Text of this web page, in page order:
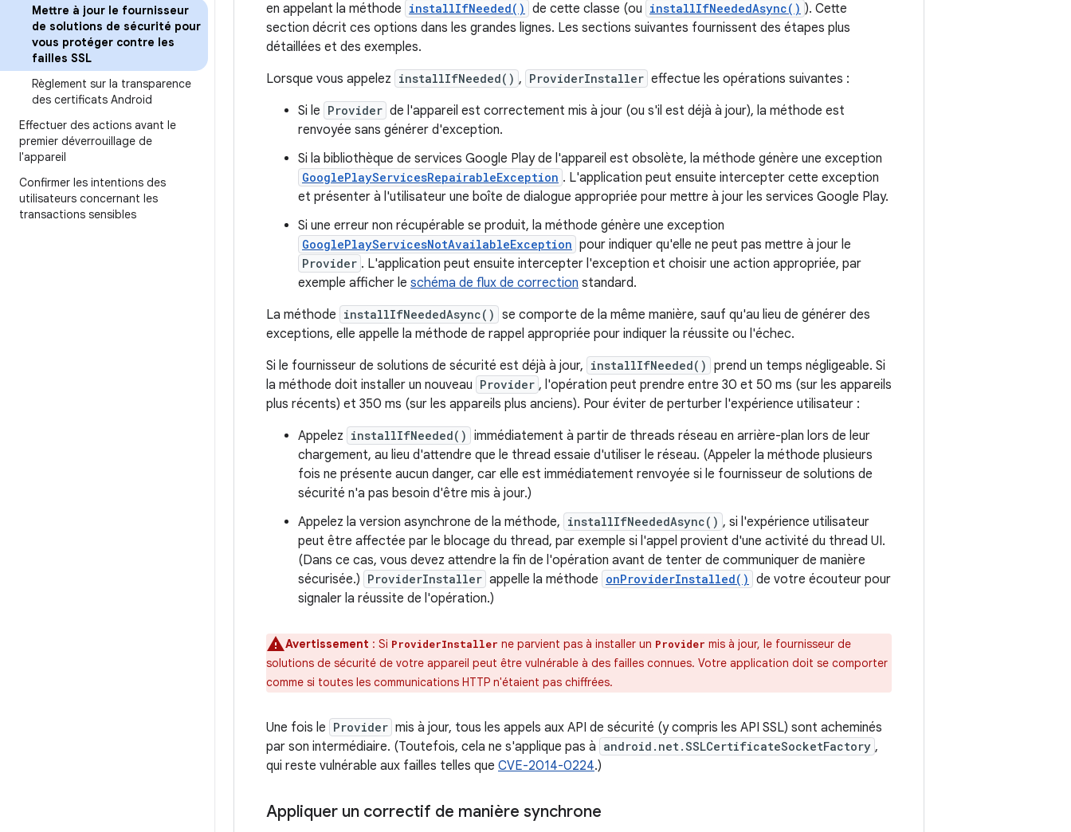
Mettre à jour le fournisseur
de solutions de sécurité pour
vous protéger contre les
failles SSL
Règlement sur la transparence
des certificats Android
Effectuer des actions avant le
premier déverrouillage de
l'appareil
Confirmer les intentions des
utilisateurs concernant les
transactions sensibles
en appelant la méthode installIfNeeded() de cette classe (ou installIfNeededAsync() ). Cette
section décrit ces options dans les grandes lignes. Les sections suivantes fournissent des étapes plus
détaillées et des exemples.
Lorsque vous appelez installIfNeeded() , ProviderInstaller effectue les opérations suivantes :
Si le Provider de l'appareil est correctement mis à jour (ou s'il est déjà à jour), la méthode est
renvoyée sans générer d'exception.
Si la bibliothèque de services Google Play de l'appareil est obsolète, la méthode génère une exception
GooglePlayServicesRepairableException . L'application peut ensuite intercepter cette exception
et présenter à l'utilisateur une boîte de dialogue appropriée pour mettre à jour les services Google Play.
Si une erreur non récupérable se produit, la méthode génère une exception
GooglePlayServicesNotAvailableException pour indiquer qu'elle ne peut pas mettre à jour le
Provider . L'application peut ensuite intercepter l'exception et choisir une action appropriée, par
exemple afficher le schéma de flux de correction standard.
La méthode installIfNeededAsync() se comporte de la même manière, sauf qu'au lieu de générer des
exceptions, elle appelle la méthode de rappel appropriée pour indiquer la réussite ou l'échec.
Si le fournisseur de solutions de sécurité est déjà à jour, installIfNeeded() prend un temps négligeable. Si
la méthode doit installer un nouveau Provider , l'opération peut prendre entre 30 et 50 ms (sur les appareils
plus récents) et 350 ms (sur les appareils plus anciens). Pour éviter de perturber l'expérience utilisateur :
Appelez installIfNeeded() immédiatement à partir de threads réseau en arrière-plan lors de leur
chargement, au lieu d'attendre que le thread essaie d'utiliser le réseau. (Appeler la méthode plusieurs
fois ne présente aucun danger, car elle est immédiatement renvoyée si le fournisseur de solutions de
sécurité n'a pas besoin d'être mis à jour.)
Appelez la version asynchrone de la méthode, installIfNeededAsync() , si l'expérience utilisateur
peut être affectée par le blocage du thread, par exemple si l'appel provient d'une activité du thread UI.
(Dans ce cas, vous devez attendre la fin de l'opération avant de tenter de communiquer de manière
sécurisée.) ProviderInstaller appelle la méthode onProviderInstalled() de votre écouteur pour
signaler la réussite de l'opération.)
Avertissement : Si ProviderInstaller ne parvient pas à installer un Provider mis à jour, le fournisseur de
solutions de sécurité de votre appareil peut être vulnérable à des failles connues. Votre application doit se comporter
comme si toutes les communications HTTP n'étaient pas chiffrées.
Une fois le Provider mis à jour, tous les appels aux API de sécurité (y compris les API SSL) sont acheminés
par son intermédiaire. (Toutefois, cela ne s'applique pas à android.net.SSLCertificateSocketFactory ,
qui reste vulnérable aux failles telles que CVE-2014-0224.)
Appliquer un correctif de manière synchrone